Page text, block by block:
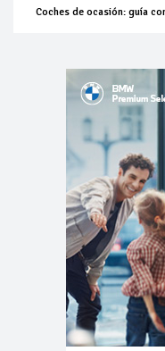
Coches de ocasión: guía